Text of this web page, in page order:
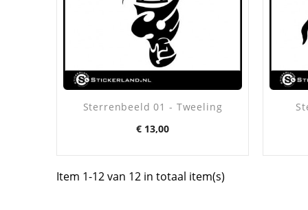
Sterrenbeeld 01 - Tweeling
Prijs
€ 13,00
Item 1-12 van 12 in totaal item(s)